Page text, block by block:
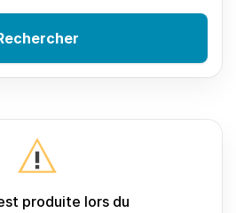
produite lors du